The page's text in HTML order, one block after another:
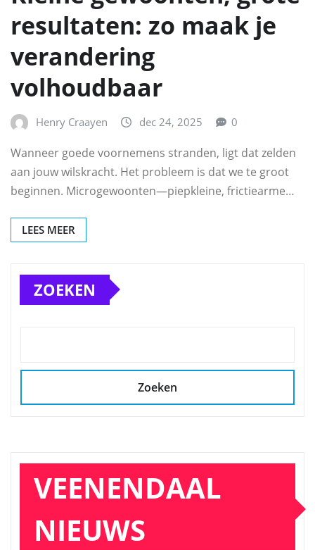
resultaten: zo maak je
verandering
volhoudbaar
Henry Craayen dec 24, 2025 0
Wanneer goede voornemens stranden, ligt dat zelden
aan jouw wilskracht. Het probleem is dat we te groot
beginnen. Microgewoonten—piepkleine, frictiearme…
LEES MEER
ZOEKEN
Zoeken
VEENENDAAL
NIEUWS